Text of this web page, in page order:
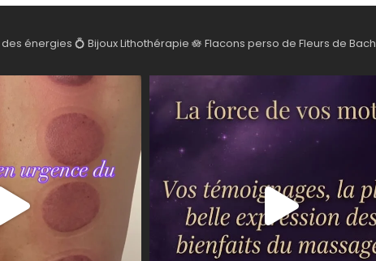
des énergies 💍 Bijoux Lithothérapie 🪷 Flacons perso de Fleurs de Bach